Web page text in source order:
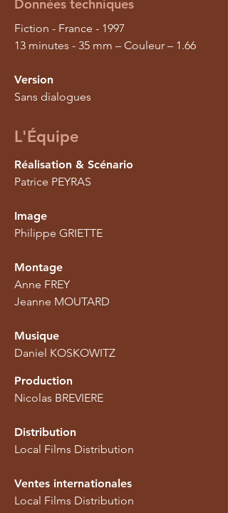
Données techniques
Fiction - France - 1997
13 minutes - 35 mm – Couleur – 1.66
Version
Sans dialogues
L'Équipe
Réalisation & Scénario
Patrice PEYRAS
Image
Philippe GRIETTE
Montage
Anne FREY
Jeanne MOUTARD
Musique
Daniel KOSKOWITZ
Production
Nicolas BREVIERE
Distribution
Local Films Distribution
Ventes internationales
Local Films Distribution